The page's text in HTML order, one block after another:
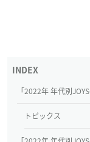
「2022年 年代別
トピックス